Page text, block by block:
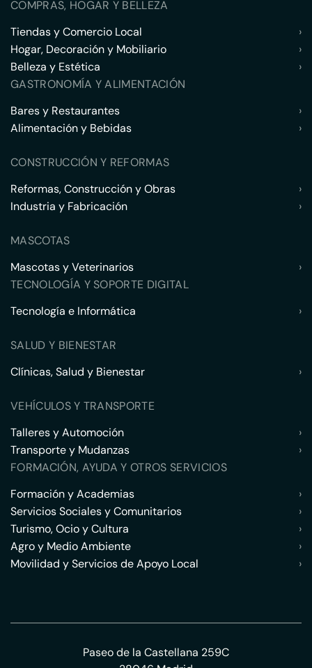
COMPRAS, HOGAR Y BELLEZA
Tiendas y Comercio Local
›
Hogar, Decoración y Mobiliario
›
Belleza y Estética
›
GASTRONOMÍA Y ALIMENTACIÓN
Bares y Restaurantes
›
Alimentación y Bebidas
›
CONSTRUCCIÓN Y REFORMAS
Reformas, Construcción y Obras
›
Industria y Fabricación
›
MASCOTAS
Mascotas y Veterinarios
›
TECNOLOGÍA Y SOPORTE DIGITAL
Tecnología e Informática
›
SALUD Y BIENESTAR
Clínicas, Salud y Bienestar
›
VEHÍCULOS Y TRANSPORTE
Talleres y Automoción
›
Transporte y Mudanzas
›
FORMACIÓN, AYUDA Y OTROS SERVICIOS
Formación y Academias
›
Servicios Sociales y Comunitarios
›
Turismo, Ocio y Cultura
›
Agro y Medio Ambiente
›
Movilidad y Servicios de Apoyo Local
›
Paseo de la Castellana 259C